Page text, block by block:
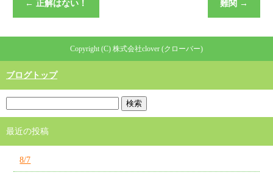
← 正解はない！ 難関 →
Copyright (C) 株式会社clover (クローバー)
ブログトップ
最近の投稿
8/7